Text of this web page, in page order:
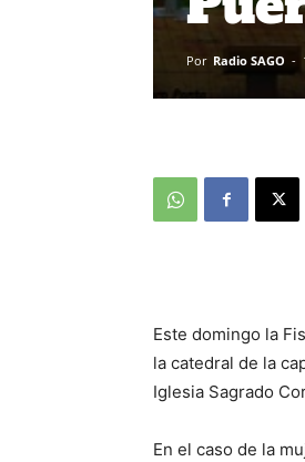
Por Radio SAGO -
Este domingo la
la catedral de la
Iglesia Sagrado
En el caso de la